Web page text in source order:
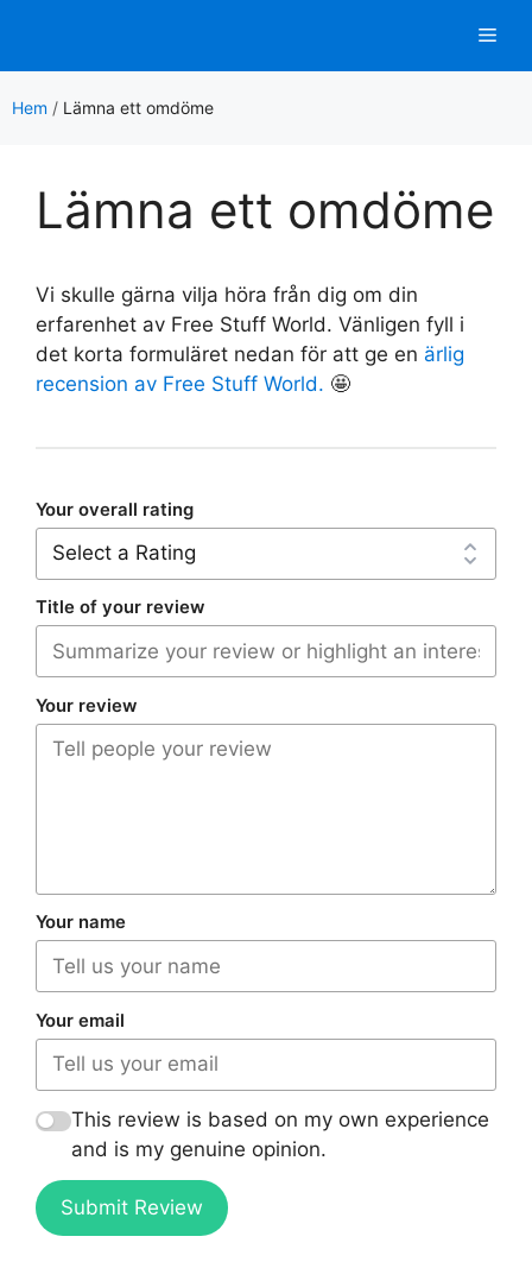
innehåll
Hem / Lämna ett omdöme
Lämna ett omdöme
Vi skulle gärna vilja höra från dig om din
erfarenhet av Free Stuff World. Vänligen fyll i
det korta formuläret nedan för att ge en ärlig
recension av Free Stuff World. 🤩
Your overall rating
Title of your review
Your review
Your name
Your email
This review is based on my own experience
and is my genuine opinion.
Submit Review